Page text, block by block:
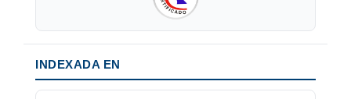
INDEXADA EN